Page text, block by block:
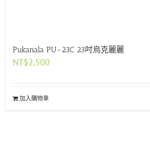
Pukanala PU-23C 23吋烏克麗麗
NT$2,500
加入購物車